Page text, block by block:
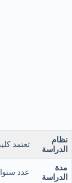
نظام
الدراسة
تعتمد
مدة
الدراسة
عدد